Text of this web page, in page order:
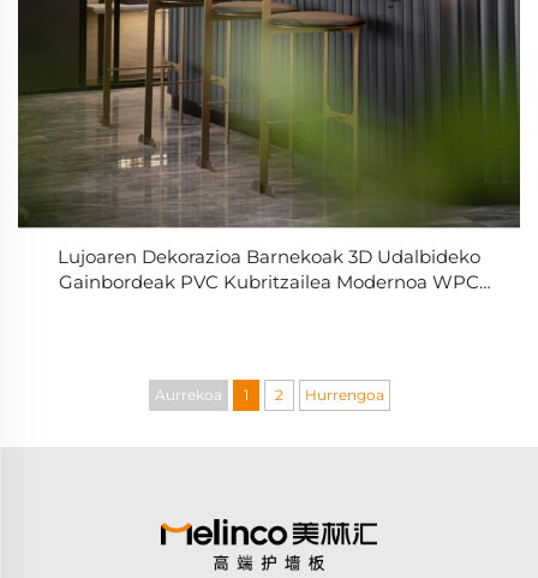
Lujoaren Dekorazioa Barnekoak 3D Udalbideko
Gainbordeak PVC Kubritzailea Modernoa WPC
Aurrekoa 1 2 Hurrengoa